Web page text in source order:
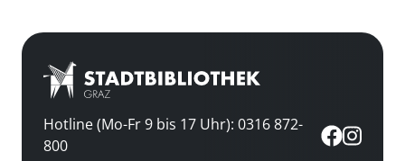
Hotline (Mo-Fr 9 bis 17 Uhr): 0316 872-
800